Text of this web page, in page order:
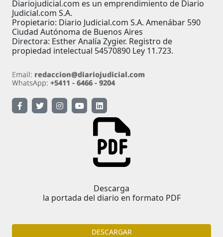
Diariojudicial.com es un emprendimiento de Diario
Judicial.com S.A.
Propietario: Diario Judicial.com S.A. Amenábar 590
Ciudad Autónoma de Buenos Aires
Directora: Esther Analía Zygier. Registro de
propiedad intelectual 54570890 Ley 11.723.
Descarga
la portada del diario en formato PDF
DESCARGAR